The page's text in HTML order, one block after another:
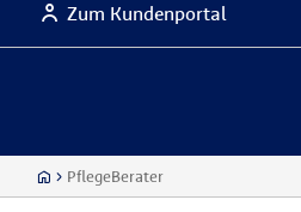
Zum Kundenportal
PflegeBerater